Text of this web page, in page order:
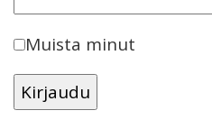
Muista minut